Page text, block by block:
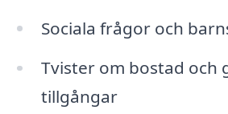
Sociala frågor och
Tvister om bostad och
tillgångar